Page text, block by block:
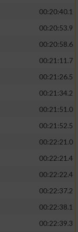
00:20:40.1
00:20:53.9
00:20:58.6
00:21:11.7
00:21:26.5
00:21:34.2
00:21:51.0
00:21:52.5
00:22:21.0
00:22:21.4
00:22:22.4
00:22:37.2
00:22:38.1
00:22:39.3